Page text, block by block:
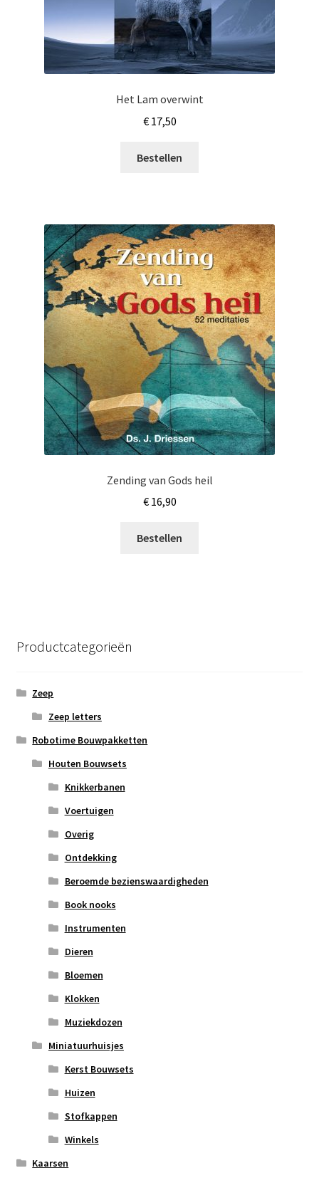
Het Lam overwint
€17,50
Bestellen
Zending van Gods heil
€16,90
Bestellen
Productcategorieën
Zeep
Zeep letters
Robotime Bouwpakketten
Houten Bouwsets
Knikkerbanen
Voertuigen
Overig
Ontdekking
Beroemde bezienswaardigheden
Book nooks
Instrumenten
Dieren
Bloemen
Klokken
Muziekdozen
Miniatuurhuisjes
Kerst Bouwsets
Huizen
Stofkappen
Winkels
Kaarsen